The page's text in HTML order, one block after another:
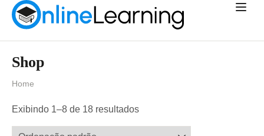
Shop
Home
Exibindo 1–8 de 18 resultados